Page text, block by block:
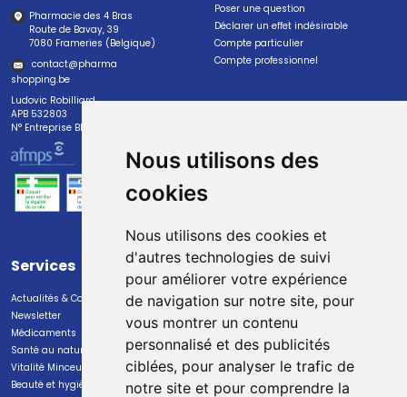
Nous utilisons des
cookies
Nous utilisons des cookies et
d'autres technologies de suivi
pour améliorer votre expérience
de navigation sur notre site, pour
vous montrer un contenu
personnalisé et des publicités
ciblées, pour analyser le trafic de
notre site et pour comprendre la
Pharmacie des 4 Bras
Route de Bavay, 39
7080 Frameries (Belgique)
contact@pharma
shopping.be
Ludovic Robilliard
APB 532803
N° Entreprise BE0447.382.113
Poser une question
Déclarer un effet indésirable
Compte particulier
Compte professionnel
Services
Actualités & Conseils
Newsletter
Médicaments
Santé au naturel
Vitalité Minceur Nutrition
Beauté et hygiène
Paiement
Paiement sécurisé